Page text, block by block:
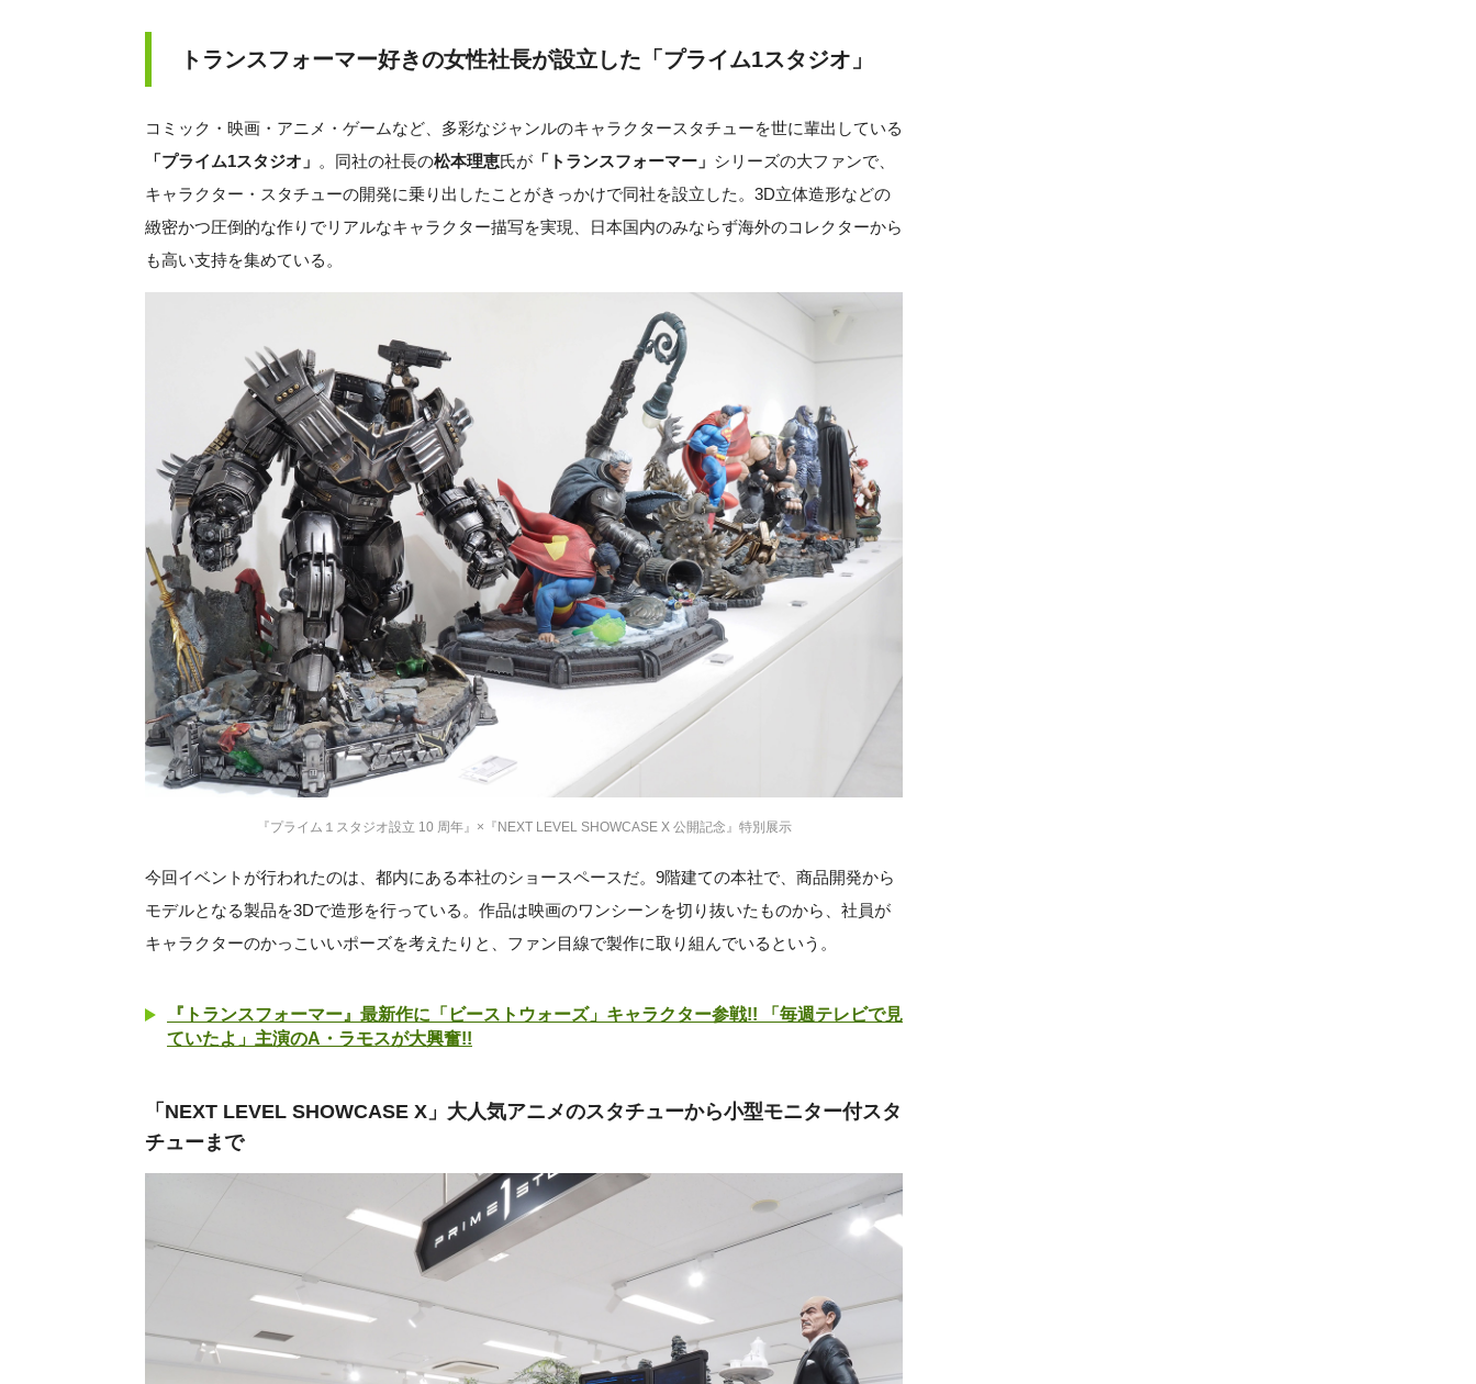
トランスフォーマー好きの女性社長が設立した「プライム1スタジオ」
コミック・映画・アニメ・ゲームなど、多彩なジャンルのキャラクタースタチューを世に輩出している
「プライム1スタジオ」 。同社の社長の松本理恵氏が 「トランスフォーマー」 シリーズの大ファンで、
キャラクター・スタチューの開発に乗り出したことがきっかけで同社を設立した。3D立体造形などの
緻密かつ圧倒的な作りでリアルなキャラクター描写を実現、日本国内のみならず海外のコレクターから
も高い支持を集めている。
『プライム１スタジオ設立 10 周年』×『NEXT LEVEL SHOWCASE X 公開記念』特別展示
今回イベントが行われたのは、都内にある本社のショースペースだ。9階建ての本社で、商品開発から
モデルとなる製品を3Dで造形を行っている。作品は映画のワンシーンを切り抜いたものから、社員が
キャラクターのかっこいいポーズを考えたりと、ファン目線で製作に取り組んでいるという。
『トランスフォーマー』最新作に「ビーストウォーズ」キャラクター参戦!! 「毎週テレビで見
ていたよ」主演のA・ラモスが大興奮!!
「NEXT LEVEL SHOWCASE X」大人気アニメのスタチューから小型モニター付スタ
チューまで